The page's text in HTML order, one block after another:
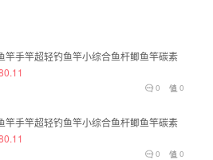
竿手竿超轻钓鱼竿小综合鱼杆鲫鱼竿碳素
0
0
竿手竿超轻钓鱼竿小综合鱼杆鲫鱼竿碳素
0
0